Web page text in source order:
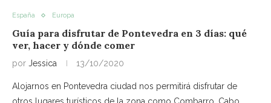
España Europa
Guía para disfrutar de Pontevedra en 3 días: qué
ver, hacer y dónde comer
por Jessica 13/10/2020
Alojarnos en Pontevedra ciudad nos permitirá disfrutar de